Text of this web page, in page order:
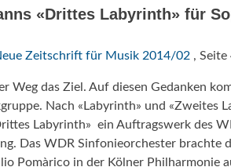
«Drittes Labyrinth» für
Zeitschrift für Musik 2014/02 , Seite
Weg das Ziel. Auf diesen Gedanken
Nach «Labyrinth» und «Zweites
Labyrinth»  ein Auftragswerk des
Das WDR Sinfonieorchester brachte
Pomàrico in der Kölner Philharmonie